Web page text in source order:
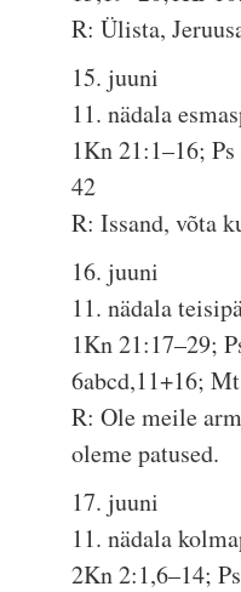
R: Ülista,
15. juuni
11. nädala
1Kn 21:1–16;
42
R: Issand, võta
16. juuni
11. nädala
1Kn 21:17–29;
6abcd,11+16;
R: Ole meile
oleme patused.
17. juuni
11. nädala
2Kn 2:1,6–14;